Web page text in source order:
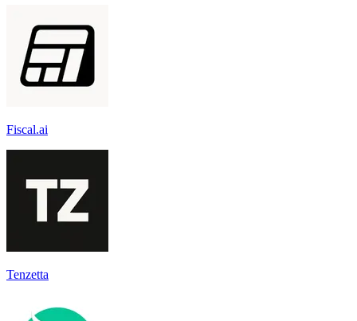
Fiscal.ai
Tenzetta